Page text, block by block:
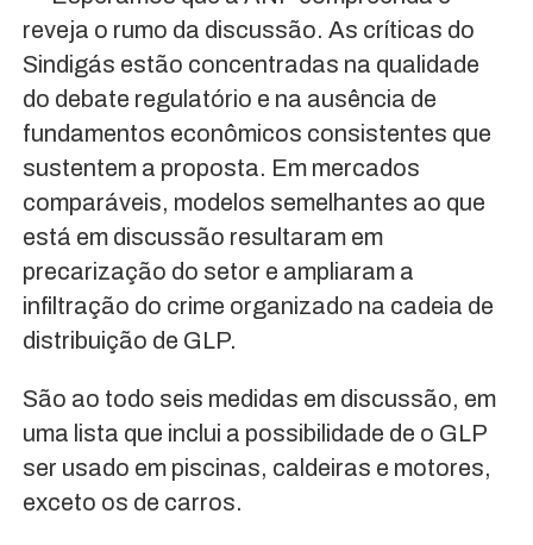
reveja o rumo da discussão. As críticas do
Sindigás estão concentradas na qualidade
do debate regulatório e na ausência de
fundamentos econômicos consistentes que
sustentem a proposta. Em mercados
comparáveis, modelos semelhantes ao que
está em discussão resultaram em
precarização do setor e ampliaram a
infiltração do crime organizado na cadeia de
distribuição de GLP.
São ao todo seis medidas em discussão, em
uma lista que inclui a possibilidade de o GLP
ser usado em piscinas, caldeiras e motores,
exceto os de carros.